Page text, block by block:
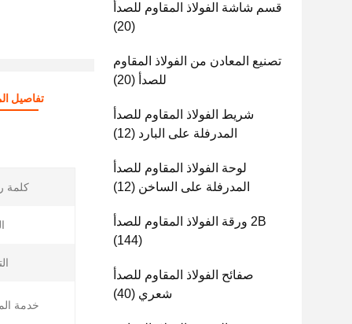
قسم شاشة الفولاذ المقاوم للصدأ
(20)
تصنيع المعادن من الفولاذ المقاوم
للصدأ (20)
شريط الفولاذ المقاوم للصدأ
المدرفلة على البارد (12)
لوحة الفولاذ المقاوم للصدأ
المدرفلة على الساخن (12)
2B ورقة الفولاذ المقاوم للصدأ
(144)
صفائح الفولاذ المقاوم للصدأ
شعري (40)
تفاصيل
كلمة
خدمة